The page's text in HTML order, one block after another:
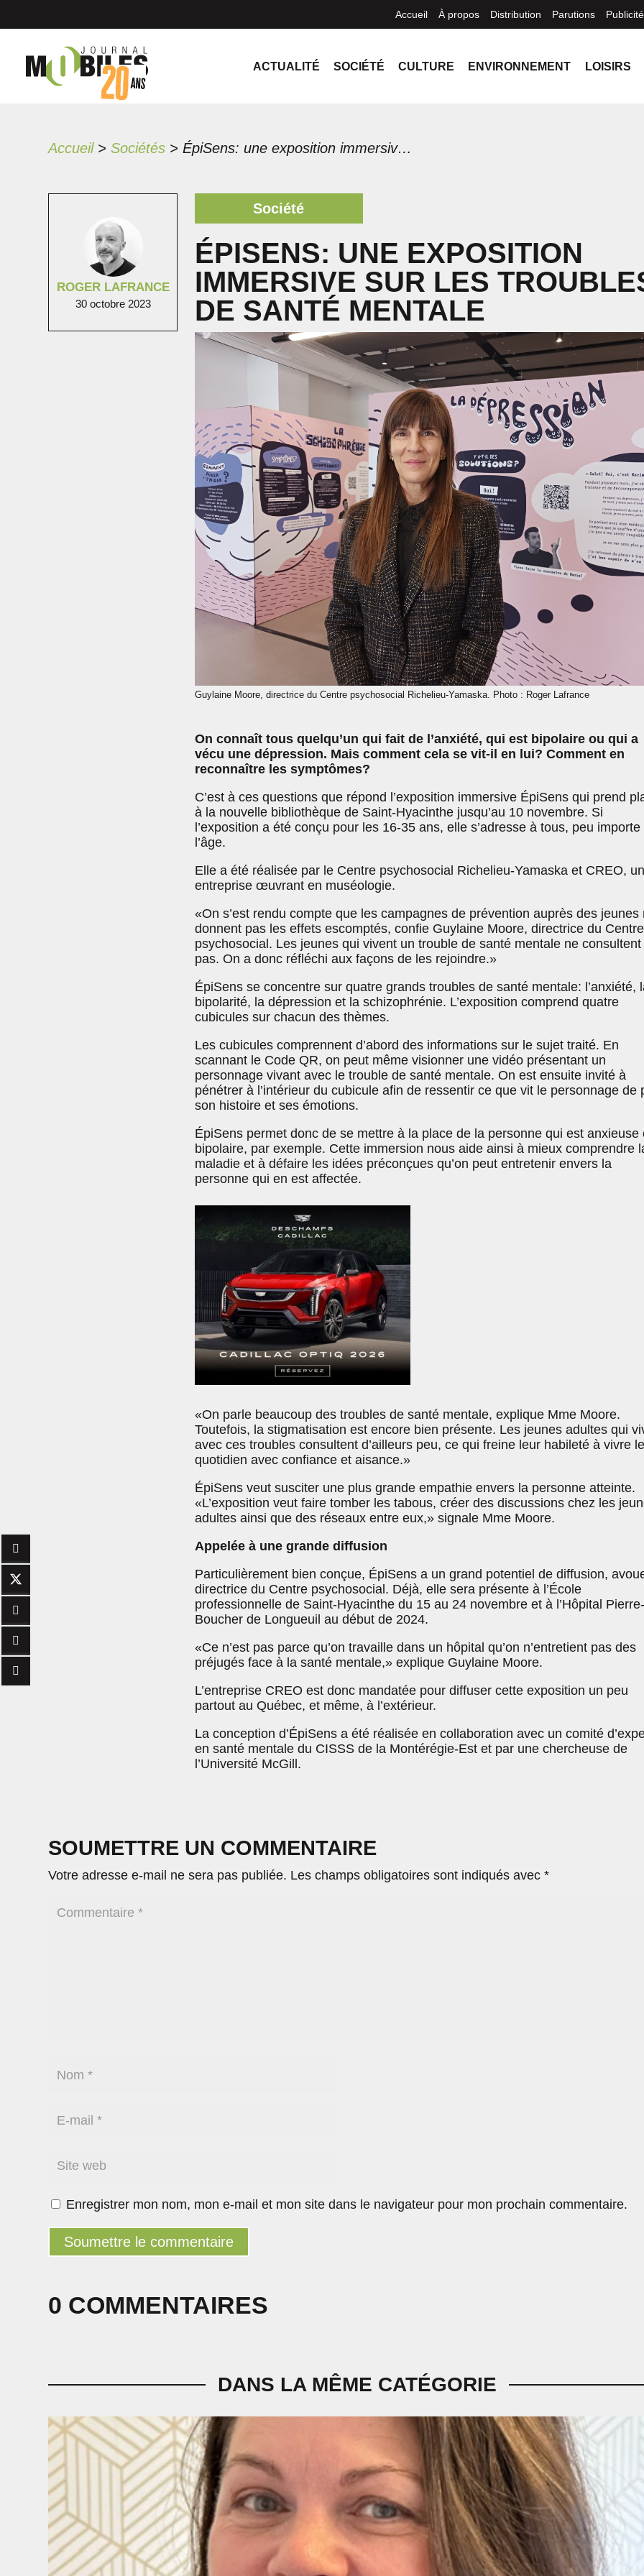
Accueil À propos Distribution Parutions Publicité
ACTUALITÉ SOCIÉTÉ CULTURE ENVIRONNEMENT LOISIRS
Accueil>Sociétés > ÉpiSens: une exposition immersive sur les troubles de santé mentale
ROGER LAFRANCE
30 octobre 2023
Société
ÉPISENS: UNE EXPOSITION
IMMERSIVE SUR LES
DE SANTÉ MENTALE
Guylaine Moore, directrice du Centre psychosocial Richelieu-Yamaska. Photo : Roger Lafrance
On connaît tous quelqu’un qui fait de l’anxiété, qui est bipolaire ou qui a
vécu une dépression. Mais comment cela se vit-il en lui? Comment en
reconnaître les symptômes?
C’est à ces questions que répond l’exposition immersive ÉpiSens qui prend
à la nouvelle bibliothèque de Saint-Hyacinthe jusqu’au 10 novembre. Si
l’exposition a été conçu pour les 16-35 ans, elle s’adresse à tous, peu importe
l’âge.
Elle a été réalisée par le Centre psychosocial Richelieu-Yamaska et CREO,
entreprise œuvrant en muséologie.
«On s’est rendu compte que les campagnes de prévention auprès des jeunes
donnent pas les effets escomptés, confie Guylaine Moore, directrice du Centre
psychosocial. Les jeunes qui vivent un trouble de santé mentale ne consultent
pas. On a donc réfléchi aux façons de les rejoindre.»
ÉpiSens se concentre sur quatre grands troubles de santé mentale: l’anxiété,
bipolarité, la dépression et la schizophrénie. L’exposition comprend quatre
cubicules sur chacun des thèmes.
Les cubicules comprennent d’abord des informations sur le sujet traité. En
scannant le Code QR, on peut même visionner une vidéo présentant un
personnage vivant avec le trouble de santé mentale. On est ensuite invité à
pénétrer à l’intérieur du cubicule afin de ressentir ce que vit le personnage de
son histoire et ses émotions.
ÉpiSens permet donc de se mettre à la place de la personne qui est anxieuse
bipolaire, par exemple. Cette immersion nous aide ainsi à mieux comprendre
maladie et à défaire les idées préconçues qu’on peut entretenir envers la
personne qui en est affectée.
«On parle beaucoup des troubles de santé mentale, explique Mme Moore.
Toutefois, la stigmatisation est encore bien présente. Les jeunes adultes qui
avec ces troubles consultent d’ailleurs peu, ce qui freine leur habileté à vivre
quotidien avec confiance et aisance.»
ÉpiSens veut susciter une plus grande empathie envers la personne atteinte.
«L’exposition veut faire tomber les tabous, créer des discussions chez les
adultes ainsi que des réseaux entre eux,» signale Mme Moore.
Appelée à une grande diffusion
Particulièrement bien conçue, ÉpiSens a un grand potentiel de diffusion,
directrice du Centre psychosocial. Déjà, elle sera présente à l’École
professionnelle de Saint-Hyacinthe du 15 au 24 novembre et à l’Hôpital Pierre-
Boucher de Longueuil au début de 2024.
«Ce n’est pas parce qu’on travaille dans un hôpital qu’on n’entretient pas des
préjugés face à la santé mentale,» explique Guylaine Moore.
L’entreprise CREO est donc mandatée pour diffuser cette exposition un peu
partout au Québec, et même, à l’extérieur.
La conception d’ÉpiSens a été réalisée en collaboration avec un comité
en santé mentale du CISSS de la Montérégie-Est et par une chercheuse de
l’Université McGill.
0 COMMENTAIRES
SOUMETTRE UN COMMENTAIRE
Votre adresse e-mail ne sera pas publiée. Les champs obligatoires sont indiqués avec*
Enregistrer mon nom, mon e-mail et mon site dans le navigateur pour mon prochain commentaire.
Soumettre le commentaire
DANS LA MÊME CATÉGORIE